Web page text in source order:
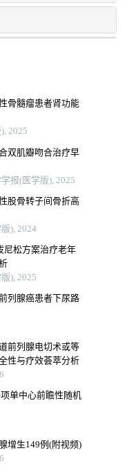
骨髓瘤患者肾功能
2025
双肌瓣吻合治疗早
报(医学版), 2025
股骨转子间骨折高
), 2024
尼松方案治疗老年
), 2025
列腺癌患者下尿路
前列腺电切术或等
性与疗效荟萃分析
单中心前瞻性随机
增生149例(附视频)